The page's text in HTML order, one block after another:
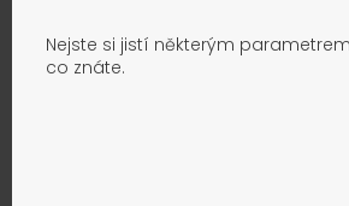
Nejste si jistí některým
co znáte.